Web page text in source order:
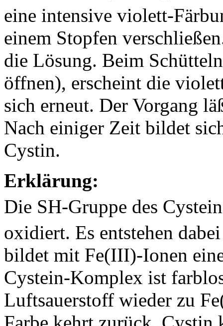
eine intensive violett-
einem Stopfen
die Lösung. Beim
öffnen), erscheint die
sich erneut. Der Vorgang
Nach einiger Zeit bildet
Cystin.
Erklärung:
Die SH-Gruppe des
oxidiert. Es entstehen
bildet mit Fe(III)-Ionen
Cystein-Komplex ist
Luftsauerstoff wieder zu